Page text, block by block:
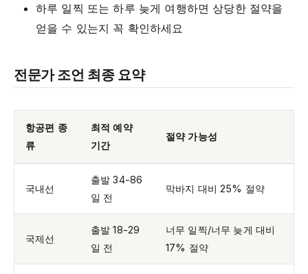
하루 일찍 또는 하루 늦게 여행하면 상당한 절약을
얻을 수 있는지 꼭 확인하세요
전문가 조언 최종 요약
항공편 종
류
최적 예약
기간
절약 가능성
국내선
출발 34-86
일 전
막바지 대비 25% 절약
국제선
출발 18-29
일 전
너무 일찍/너무 늦게 대비
17% 절약